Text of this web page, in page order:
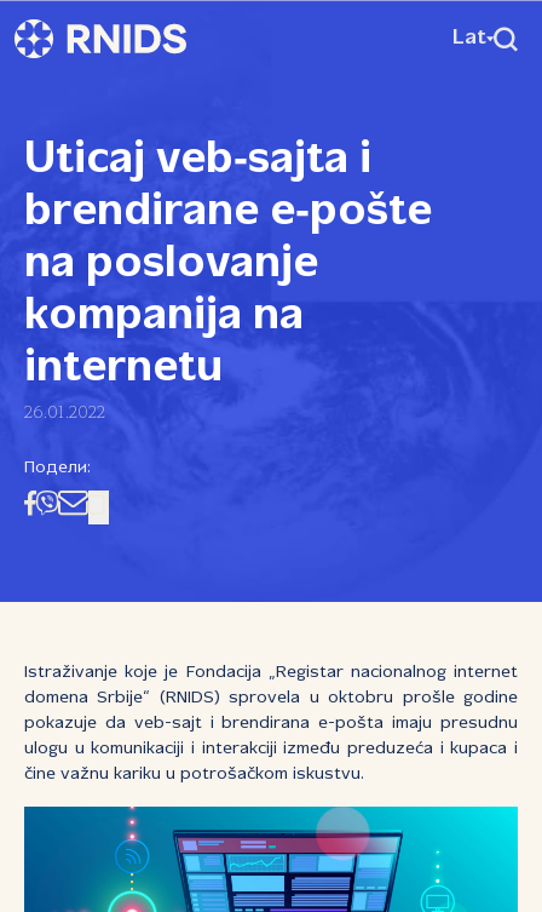
Lat
Uticaj veb‑sajta i
brendirane e‑pošte
na poslovanje
kompanija na
internetu
26.01.2022
Подели:
Istraživanje koje je Fondacija „Registar nacionalnog internet
domena Srbije“ (RNIDS) sprovela u oktobru prošle godine
pokazuje da veb-sajt i brendirana e-pošta imaju presudnu
ulogu u komunikaciji i interakciji između preduzeća i kupaca i
čine važnu kariku u potrošačkom iskustvu.